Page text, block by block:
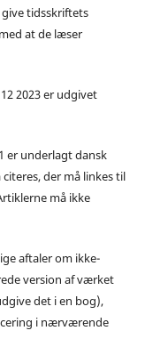
give tidsskriftets
at de læser
2023 er udgivet
er underlagt dansk
der må linkes til
må ikke
aftaler om ikke-
version af værket
det i en bog),
i nærværende